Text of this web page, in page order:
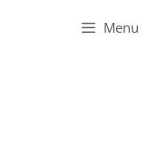
Menu